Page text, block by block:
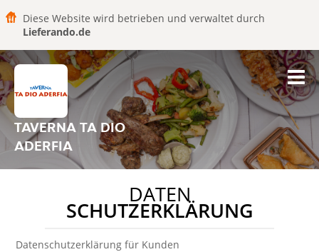
Diese Website wird betrieben und verwaltet durch
Lieferando.de
TAVERNA TA DIO
ADERFIA
DATEN
SCHUTZERKLÄRUNG
Datenschutzerklärung für Kunden